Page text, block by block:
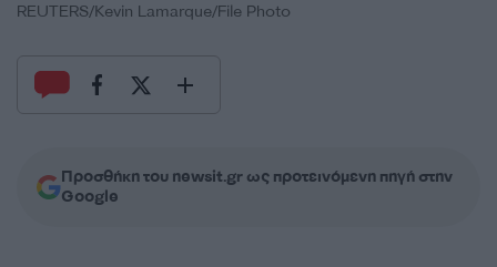
REUTERS/Kevin Lamarque/File Photo
Προσθήκη του newsit.gr ως προτεινόμενη πηγή στην
Google